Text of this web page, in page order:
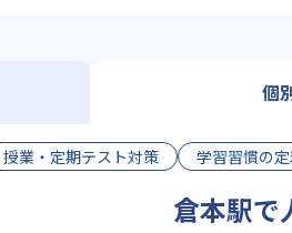
個
授業・定期テスト対策 学習習慣の
倉本駅で